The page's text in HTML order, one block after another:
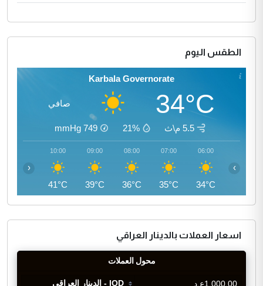
الطقس اليوم
Karbala Governorate
34°C صافي
5.5 م\ث 21%
749
mmHg
06:00
34°C
07:00
35°C
08:00
36°C
09:00
39°C
10:00
41°C
‹ ›
اسعار العملات بالدينار العراقي